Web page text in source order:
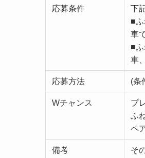
応募条件
下
■
車
■
車
応募方法 (条
Wチャンス
プ
ふ
ペ
備考 そ